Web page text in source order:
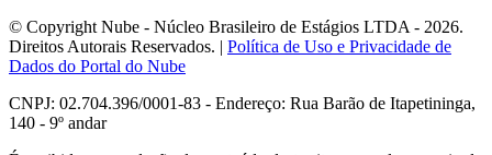
© Copyright Nube - Núcleo Brasileiro de Estágios LTDA - 2026.
Direitos Autorais Reservados. | Política de Uso e Privacidade de
Dados do Portal do Nube
CNPJ: 02.704.396/0001-83 - Endereço: Rua Barão de Itapetininga,
140 - 9º andar